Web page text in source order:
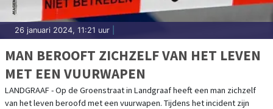
26 januari 2024, 11:21 uur
MAN BEROOFT ZICHZELF VAN HET LEVEN
MET EEN VUURWAPEN
LANDGRAAF - Op de Groenstraat in Landgraaf heeft een man zichzelf
van het leven beroofd met een vuurwapen. Tijdens het incident zijn